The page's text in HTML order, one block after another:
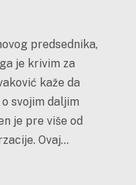
predsednika,
je krivim za
kaže da
svojim daljim
je pre više od
Ovaj…